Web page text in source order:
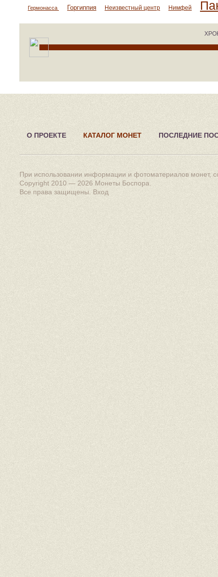
Гермонасса Горгиппия Неизвестный центр Нимфей
О ПРОЕКТЕ КАТАЛОГ МОНЕТ ПОСЛЕДНИЕ
При использовании информации и фотоматериалов монет,
Copyright 2010 — 2026 Монеты Боспора
Все права защищены. Вход